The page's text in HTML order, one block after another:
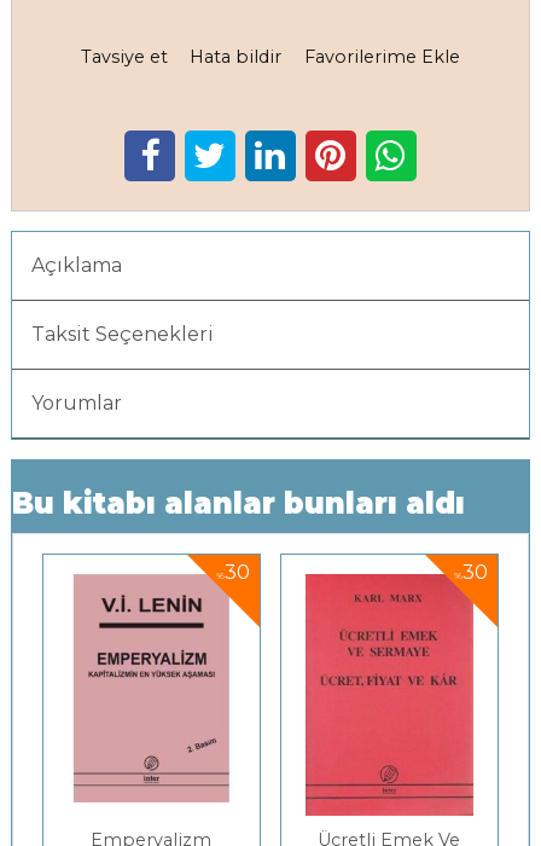
Tavsiye et Hata bildir Favorilerime Ekle
Açıklama
Taksit Seçenekleri
Yorumlar
Bu kitabı alanlar bunları aldı
%30
Emperyalizm
%30
Ücretli Emek Ve